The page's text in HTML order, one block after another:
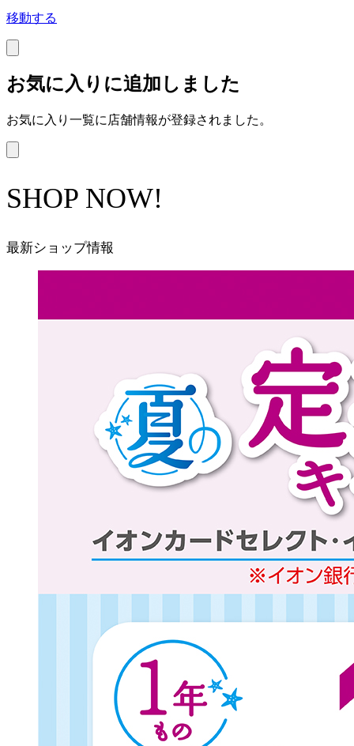
移動する
お気に入りに追加しました
お気に入り一覧に店舗情報が登録されました。
SHOP NOW!
最新ショップ情報